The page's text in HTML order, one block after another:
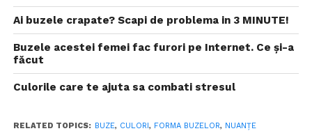
Ai buzele crapate? Scapi de problema in 3 MINUTE!
Buzele acestei femei fac furori pe Internet. Ce și-a
făcut
Culorile care te ajuta sa combati stresul
RELATED TOPICS: BUZE, CULORI, FORMA BUZELOR, NUANȚE